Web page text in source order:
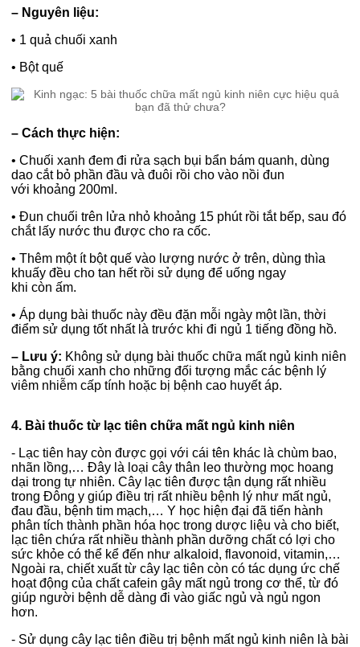
– Nguyên liệu:
• 1 quả chuối xanh
• Bột quế
– Cách thực hiện:
• Chuối xanh đem đi rửa sạch bụi bẩn bám quanh, dùng
dao cắt bỏ phần đầu và đuôi rồi cho vào nồi đun
với khoảng 200ml.
• Đun chuối trên lửa nhỏ khoảng 15 phút rồi tắt bếp, sau đó
chắt lấy nước thu được cho ra cốc.
• Thêm một ít bột quế vào lượng nước ở trên, dùng thìa
khuấy đều cho tan hết rồi sử dụng để uống ngay
khi còn ấm.
• Áp dụng bài thuốc này đều đặn mỗi ngày một lần, thời
điểm sử dụng tốt nhất là trước khi đi ngủ 1 tiếng đồng hồ.
– Lưu ý: Không sử dụng bài thuốc chữa mất ngủ kinh niên
bằng chuối xanh cho những đối tượng mắc các bệnh lý
viêm nhiễm cấp tính hoặc bị bệnh cao huyết áp.
4. Bài thuốc từ lạc tiên chữa mất ngủ kinh niên
- Lạc tiên hay còn được gọi với cái tên khác là chùm bao,
nhãn lồng,… Đây là loại cây thân leo thường mọc hoang
dại trong tự nhiên. Cây lạc tiên được tận dụng rất nhiều
trong Đông y giúp điều trị rất nhiều bệnh lý như mất ngủ,
đau đầu, bệnh tim mạch,… Y học hiện đại đã tiến hành
phân tích thành phần hóa học trong dược liệu và cho biết,
lạc tiên chứa rất nhiều thành phần dưỡng chất có lợi cho
sức khỏe có thể kể đến như alkaloid, flavonoid, vitamin,…
Ngoài ra, chiết xuất từ cây lạc tiên còn có tác dụng ức chế
hoạt động của chất cafein gây mất ngủ trong cơ thể, từ đó
giúp người bệnh dễ dàng đi vào giấc ngủ và ngủ ngon
hơn.
- Sử dụng cây lạc tiên điều trị bệnh mất ngủ kinh niên là bài